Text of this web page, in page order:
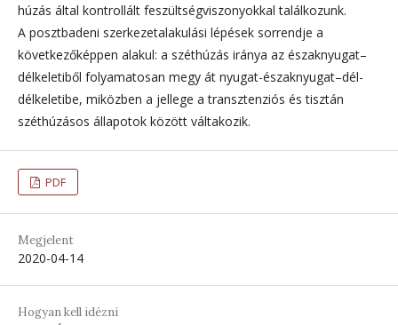
húzás által kontrollált feszültségviszonyokkal találkozunk.
A posztbadeni szerkezetalakulási lépések sorrendje a
következőképpen alakul: a széthúzás iránya az északnyugat–
délkeletiből folyamatosan megy át nyugat-északnyugat–dél-
délkeletibe, miközben a jellege a transztenziós és tisztán
széthúzásos állapotok között váltakozik.
PDF
Megjelent
2020-04-14
Hogyan kell idézni